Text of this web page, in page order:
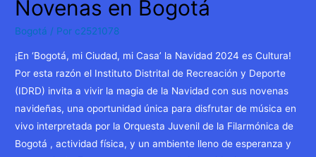
Novenas en Bogotá
Bogotá / Por c2521078
¡En ‘Bogotá, mi Ciudad, mi Casa’ la Navidad 2024 es Cultura!
Por esta razón el Instituto Distrital de Recreación y Deporte
(IDRD) invita a vivir la magia de la Navidad con sus novenas
navideñas, una oportunidad única para disfrutar de música en
vivo interpretada por la Orquesta Juvenil de la Filarmónica de
Bogotá , actividad física, y un ambiente lleno de esperanza y